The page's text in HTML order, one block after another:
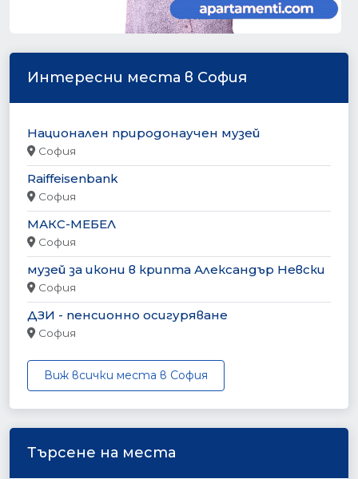
Интересни места в София
Национален природонаучен музей
София
Raiffeisenbank
София
МАКС-МЕБЕЛ
София
музей за икони в крипта Александър Невски
София
ДЗИ - пенсионно осигуряване
София
Виж всички места в София
Търсене на места